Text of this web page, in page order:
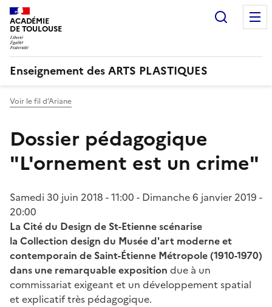
ACADÉMIE
DE TOULOUSE
Enseignement des ARTS PLASTIQUES
Voir le fil d’Ariane
Dossier pédagogique
"L'ornement est un crime"
Samedi 30 juin 2018 - 11:00 - Dimanche 6 janvier 2019 -
20:00
La Cité du Design de St-Etienne scénarise
la Collection design du Musée d'art moderne et
contemporain de Saint-Étienne Métropole (1910-1970)
dans une remarquable exposition due à un
commissariat exigeant et un développement spatial
et explicatif très pédagogique.